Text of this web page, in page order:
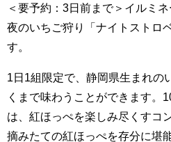
＜要予約：3日前まで＞イルミ
夜のいちご狩り「ナイトストロ
す。
1日1組限定で、静岡県生まれの
くまで味わうことができます。
は、紅ほっぺを楽しみ尽くすコ
摘みたての紅ほっぺを存分に堪